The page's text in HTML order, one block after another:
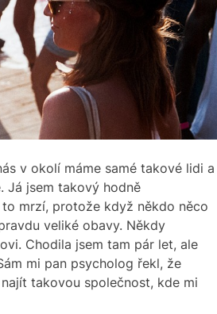
v okolí máme samé takové lidi a
Já jsem takový hodně
mrzí, protože když někdo něco
veliké obavy. Někdy
Chodila jsem tam pár let, ale
mi pan psycholog řekl, že
takovou společnost, kde mi